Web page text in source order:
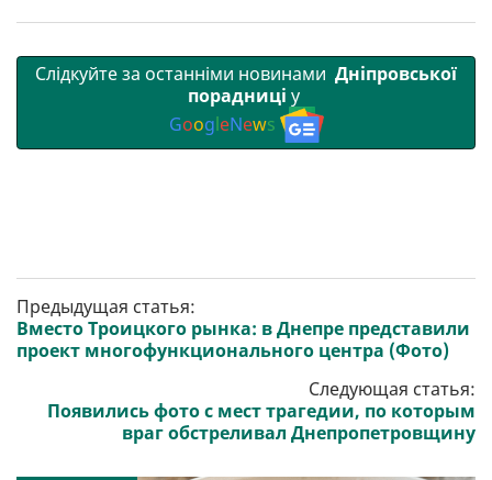
Слідкуйте за останніми новинами Дніпровської
порадниці у
GoogleNews
Предыдущая статья:
Вместо Троицкого рынка: в Днепре представили
проект многофункционального центра (Фото)
Следующая статья:
Появились фото с мест трагедии, по которым
враг обстреливал Днепропетровщину